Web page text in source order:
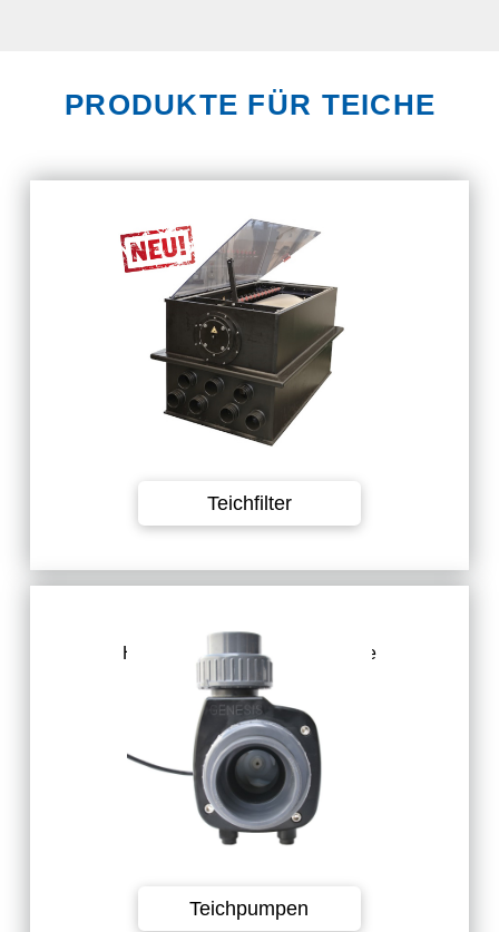
PRODUKTE FÜR TEICHE
Unsere Auswahl an modernen
aber auch altbewährten und
vorallem leistungsstarken
Filtersystemen - gepumpt als
auch schwerkraft.
Teichfilter
Hochenergieeffiziente regelbare
Pumpen mit Leistungen von
15.000 l/h bis 80.000 l/h.
Teichpumpen